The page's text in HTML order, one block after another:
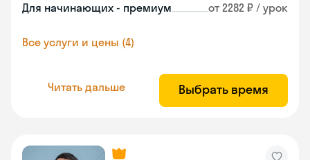
Для начинающих - премиум от 2282 ₽ / урок
Все услуги и цены (4)
Читать дальше Выбрать время